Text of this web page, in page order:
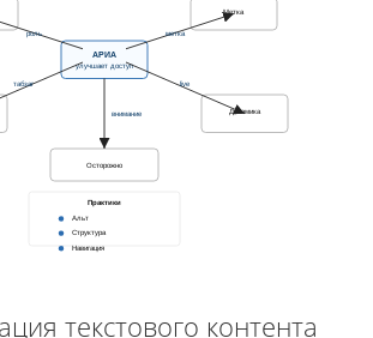
Метка
АРИА
улучшает доступ
Динамика
Осторожно
Практики
Альт
Структура
Навигация
роль метка
табзаг live
внимание
текстового контента